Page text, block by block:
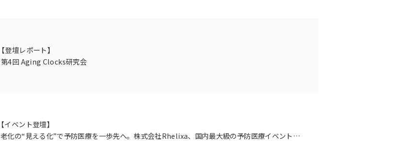
【登壇レポート】
第4回 Aging Clocks研究会
【イベント登壇】
老化の“見える化”で予防医療を一歩先へ。株式会社Rhelixa、国内最大級の予防医療イベント